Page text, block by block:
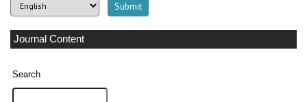
Journal Content
Search